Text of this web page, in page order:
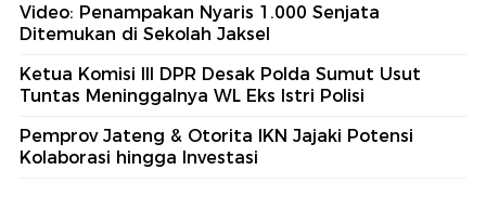
Video: Penampakan Nyaris 1.000 Senjata
Ditemukan di Sekolah Jaksel
Ketua Komisi III DPR Desak Polda Sumut Usut
Tuntas Meninggalnya WL Eks Istri Polisi
Pemprov Jateng & Otorita IKN Jajaki Potensi
Kolaborasi hingga Investasi